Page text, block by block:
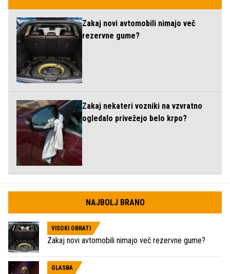
Zakaj novi avtomobili nimajo več
rezervne gume?
Zakaj nekateri vozniki na vzvratno
ogledalo privežejo belo krpo?
NAJBOLJ BRANO
VISOKI OBRATI
Zakaj novi avtomobili nimajo več rezervne gume?
GLASBA